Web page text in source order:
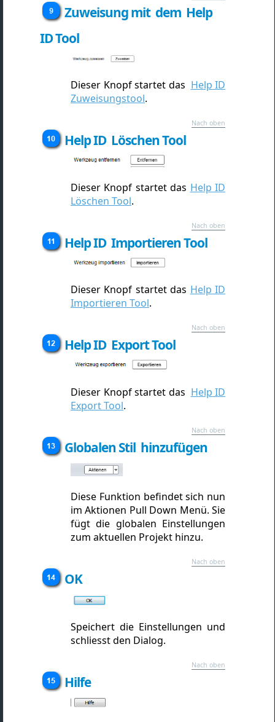
Zuweisung mit dem Help
ID Tool
Dieser Knopf startet das Help ID
Zuweisungstool.
Nach oben
Help ID Löschen Tool
Dieser Knopf startet das Help ID
Löschen Tool.
Nach oben
Help ID Importieren Tool
Dieser Knopf startet das Help ID
Importieren Tool.
Nach oben
Help ID Export Tool
Dieser Knopf startet das Help ID
Export Tool.
Nach oben
Globalen Stil hinzufügen
Diese Funktion befindet sich nun
im Aktionen Pull Down Menü. Sie
fügt die globalen Einstellungen
zum aktuellen Projekt hinzu.
Nach oben
OK
Speichert die Einstellungen und
schliesst den Dialog.
Nach oben
Hilfe